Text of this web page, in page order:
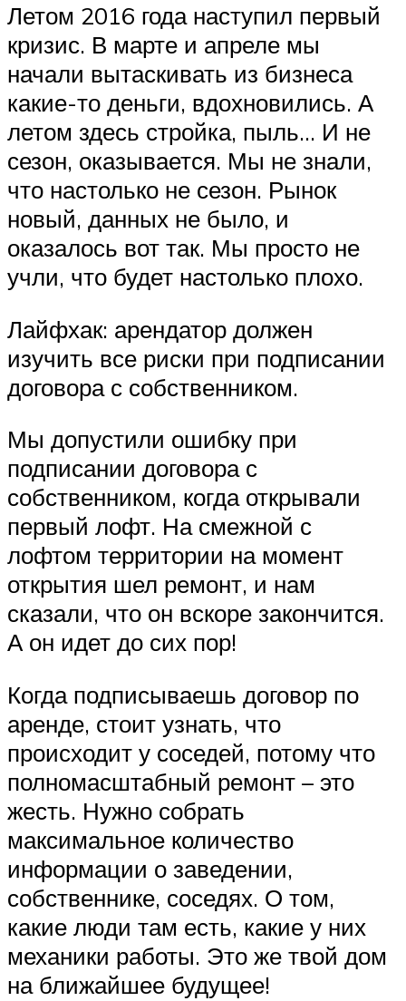
Летом 2016 года наступил первый
кризис. В марте и апреле мы
начали вытаскивать из бизнеса
какие-то деньги, вдохновились. А
летом здесь стройка, пыль… И не
сезон, оказывается. Мы не знали,
что настолько не сезон. Рынок
новый, данных не было, и
оказалось вот так. Мы просто не
учли, что будет настолько плохо.
Лайфхак: арендатор должен
изучить все риски при подписании
договора с собственником.
Мы допустили ошибку при
подписании договора с
собственником, когда открывали
первый лофт. На смежной с
лофтом территории на момент
открытия шел ремонт, и нам
сказали, что он вскоре закончится.
А он идет до сих пор!
Когда подписываешь договор по
аренде, стоит узнать, что
происходит у соседей, потому что
полномасштабный ремонт – это
жесть. Нужно собрать
максимальное количество
информации о заведении,
собственнике, соседях. О том,
какие люди там есть, какие у них
механики работы. Это же твой дом
на ближайшее будущее!